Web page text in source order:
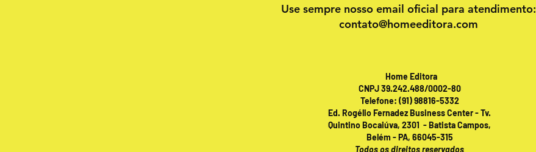
Use sempre nosso email oficial para atendimento:
contato@homeeditora.com
Home Editora
CNPJ 39.242.488/0002-80
Telefone: (91) 98816-5332
Ed. Rogélio Fernadez Business Center - Tv.
Quintino Bocaiúva, 2301 - Batista Campos,
Belém - PA, 66045-315
Todos os direitos reservados